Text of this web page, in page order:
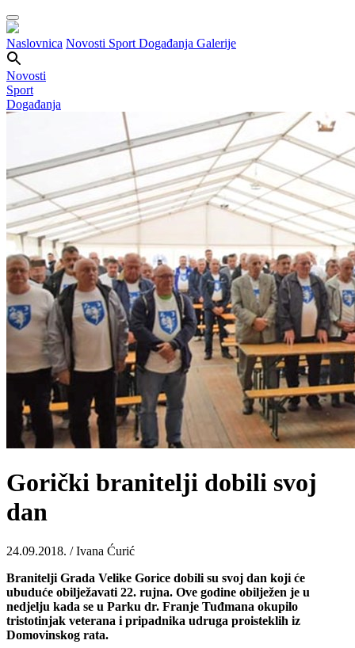
Naslovnica Novosti Sport Događanja Galerije
Novosti
Sport
Događanja
Gorički branitelji dobili svoj
dan
24.09.2018. / Ivana Ćurić
Branitelji Grada Velike Gorice dobili su svoj dan koji će
ubuduće obilježavati 22. rujna. Ove godine obilježen je u
nedjelju kada se u Parku dr. Franje Tuđmana okupilo
tristotinjak veterana i pripadnika udruga proisteklih iz
Domovinskog rata.